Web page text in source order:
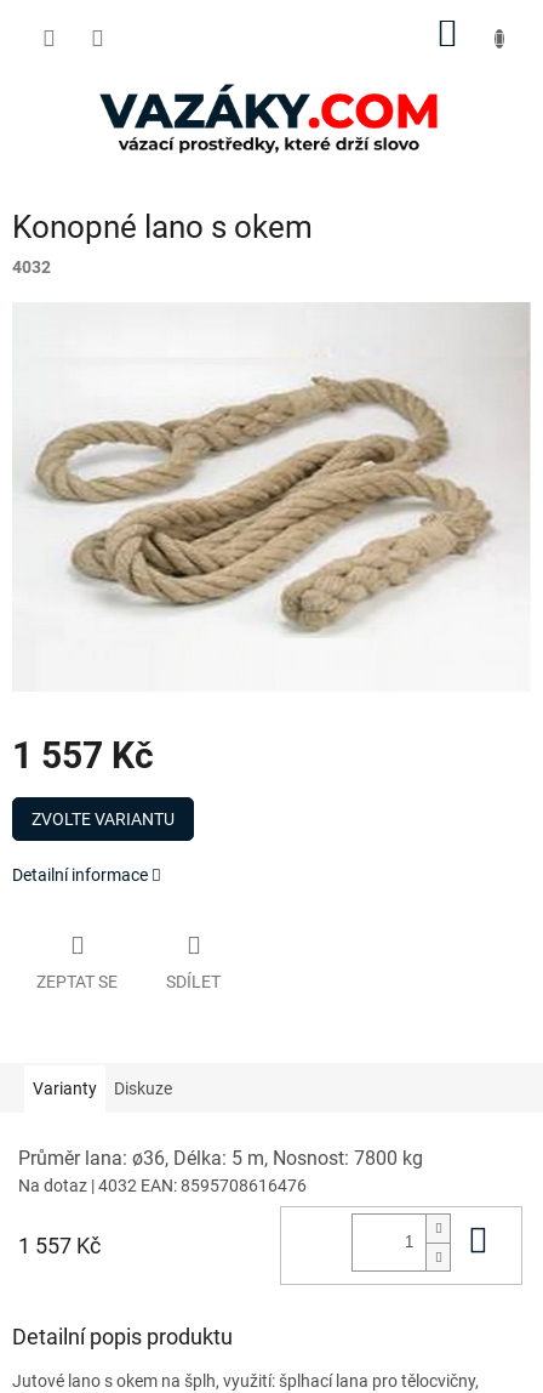
Konopné lano s okem
4032
1 557 Kč
Měrná
cena:
ZVOLTE VARIANTU
Detailní informace
ZEPTAT SE SDÍLET
Varianty Diskuze
Průměr lana: ø36, Délka: 5 m, Nosnost: 7800 kg
Na dotaz | 4032 EAN:8595708616476
1 557 Kč
Detailní popis produktu
Jutové lano s okem na šplh, využití: šplhací lana pro tělocvičny,